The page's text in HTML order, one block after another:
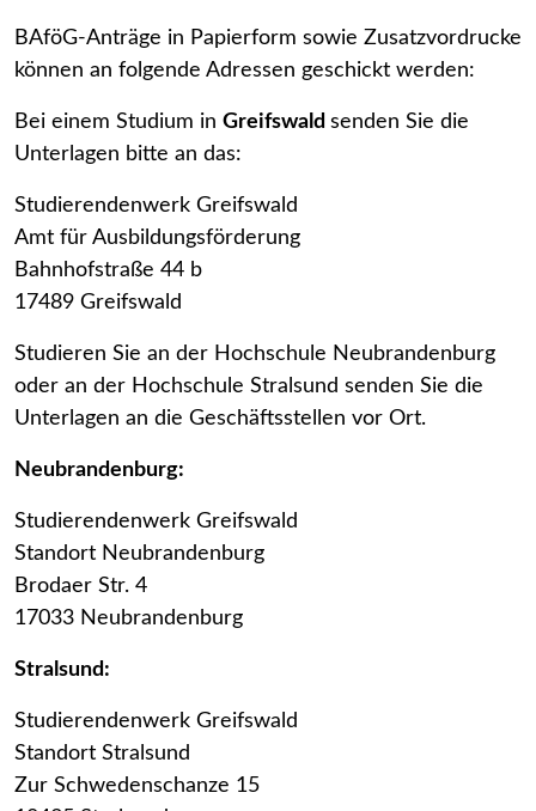
BAföG-Anträge in Papierform sowie Zusatzvordrucke
können an folgende Adressen geschickt werden:
Bei einem Studium in Greifswald senden Sie die
Unterlagen bitte an das:
Studierendenwerk Greifswald
Amt für Ausbildungsförderung
Bahnhofstraße 44 b
17489 Greifswald
Studieren Sie an der Hochschule Neubrandenburg
oder an der Hochschule Stralsund senden Sie die
Unterlagen an die Geschäftsstellen vor Ort.
Neubrandenburg:
Studierendenwerk Greifswald
Standort Neubrandenburg
Brodaer Str. 4
17033 Neubrandenburg
Stralsund:
Studierendenwerk Greifswald
Standort Stralsund
Zur Schwedenschanze 15